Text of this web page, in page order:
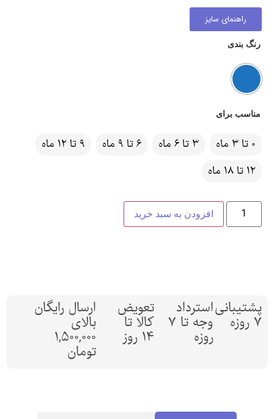
راهنمای سایز
رنگ بندی
مناسب برای
0 تا 3 ماه 3 تا 6 ماه 6 تا 9 ماه
9 تا 12 ماه
12 تا 18 ماه
افزودن به سبد خرید
پشتیبانی
7 روزه
استرداد
وجه تا 7
روزه
تعویض
کالا تا
14 روز
ارسال رایگان
بالای
1,500,000
تومان